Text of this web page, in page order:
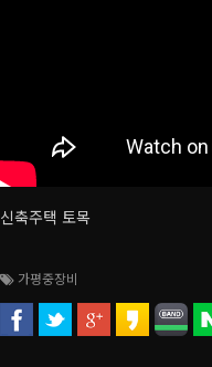
신축주택 토목
가평중장비